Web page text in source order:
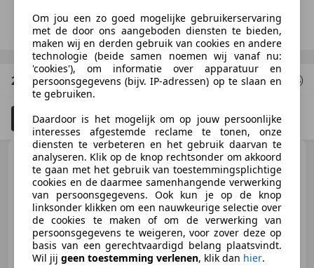
Toon nummer
2 Resultatenvoor uw zoekopdracht
Filteren 4 Schadeauto's tonen
BMW R 1200 RTABS TCS
125PK Navigatie•Koffers
€ 10.600
Om jou een zo goed mogelijke gebruikerservaring
met de door ons aangeboden diensten te bieden,
maken wij en derden gebruik van cookies en andere
technologie (beide samen noemen wij vanaf nu:
'cookies'), om informatie over apparatuur en
persoonsgegevens (bijv. IP-adressen) op te slaan en
te gebruiken.
Daardoor is het mogelijk om op jouw persoonlijke
interesses afgestemde reclame te tonen, onze
diensten te verbeteren en het gebruik daarvan te
analyseren. Klik op de knop rechtsonder om akkoord
te gaan met het gebruik van toestemmingsplichtige
cookies en de daarmee samenhangende verwerking
van persoonsgegevens. Ook kun je op de knop
linksonder klikken om een nauwkeurige selectie over
de cookies te maken of om de verwerking van
persoonsgegevens te weigeren, voor zover deze op
basis van een gerechtvaardigd belang plaatsvindt.
Wil jij geen toestemming verlenen, klik dan hier.